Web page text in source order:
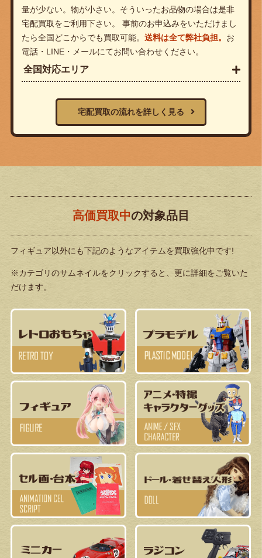
量が少ない。物が小さい。そういったお品物の場合は是非
宅配買取をご利用下さい。 事前のお申込みをいただけまし
たら全国どこからでも買取可能。 送料は全て弊社負担。 お
電話・LINE・メールにてお問い合わせください。
全国対応エリア
宅配買取の流れを詳しく見る
高価買取中の対象品目
フィギュア以外にも下記のようなアイテムを買取強化中です!
※カテゴリのサムネイルをクリックすると、更に詳細をご覧いた
だけます。